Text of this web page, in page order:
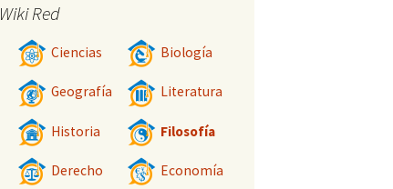
Wiki Red
Ciencias Biología
Geografía Literatura
Historia Filosofía
Derecho Economía